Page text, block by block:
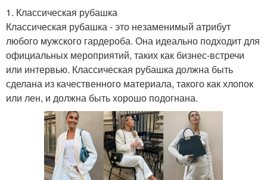
1. Классическая рубашка
Классическая рубашка - это незаменимый атрибут
любого мужского гардероба. Она идеально подходит для
официальных мероприятий, таких как бизнес-встречи
или интервью. Классическая рубашка должна быть
сделана из качественного материала, такого как хлопок
или лен, и должна быть хорошо подогнана.